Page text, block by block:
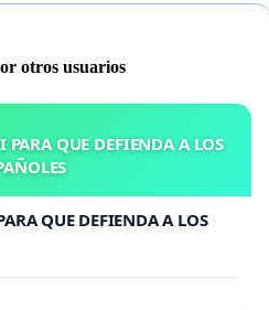
otros usuarios
PARA QUE DEFIENDA A LOS
QUE DEFIENDA A LOS